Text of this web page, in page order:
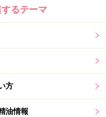
るテーマ
方
油情報